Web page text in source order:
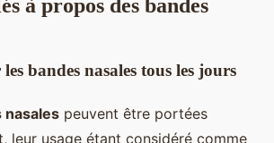
à propos des bandes
bandes nasales tous les jours
nasales peuvent être portées
leur usage étant considéré comme